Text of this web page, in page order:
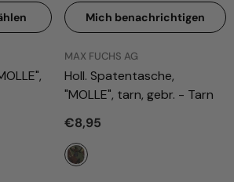
Mich benachrichtigen
ANBIETER:
MAX FUCHS AG
Holl. Spatentasche,
"MOLLE", tarn, gebr. - Tarn
€8,95